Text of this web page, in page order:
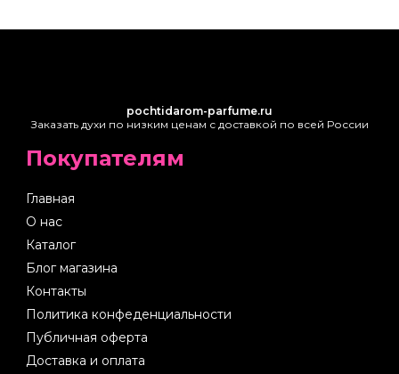
pochtidarom-parfume.ru
Заказать духи по низким ценам с доставкой по всей России
Покупателям
Главная
О нас
Каталог
Блог магазина
Контакты
Политика конфеденциальности
Публичная оферта
Доставка и оплата